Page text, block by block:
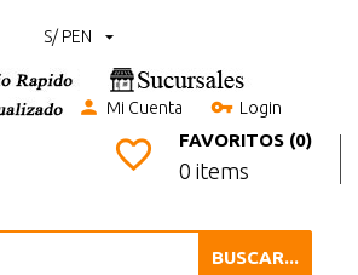
S/ PEN
Mi Cuenta Login
FAVORITOS (0)
0 items
BUSCAR...